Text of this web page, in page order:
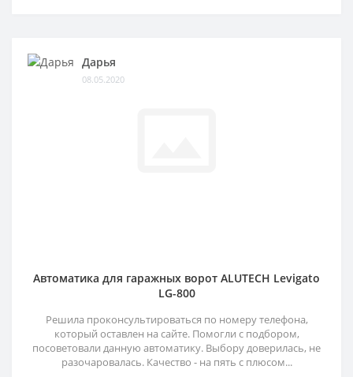
Дарья
08.05.2020
Автоматика для гаражных ворот ALUTECH Levigato
LG-800
Решила проконсультироваться по номеру телефона,
который оставлен на сайте. Помогли с подбором,
посоветовали данную автоматику. Выбору доверилась, не
разочаровалась. Качество - на пять с плюсом...